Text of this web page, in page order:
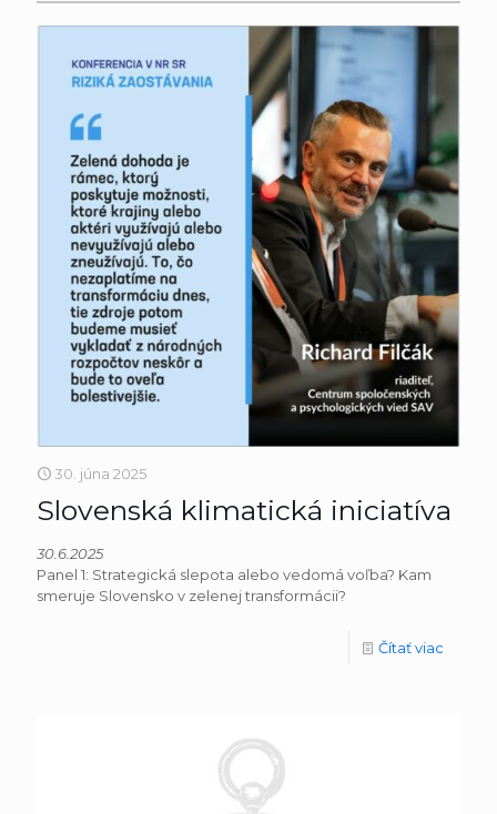
30. júna 2025
Slovenská klimatická iniciatíva
30.6.2025
Panel 1: Strategická slepota alebo vedomá voľba? Kam
smeruje Slovensko v zelenej transformácii?
Čítať viac